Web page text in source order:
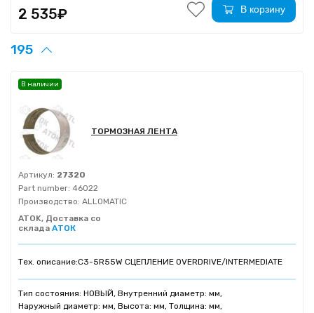
2 535₽ В корзину
195
ТОРМОЗНАЯ ЛЕНТА
Артикул: 27320
Part number: 46022
Производство: ALLOMATIC
ATOK, Доставка со
склада АТОК
Тех. описание:C3-5R55W СЦЕПЛЕНИЕ OVERDRIVE/INTERMEDIATE
Тип состояния: НОВЫЙ, Внутренний диаметр: мм,
Наружный диаметр: мм, Высота: мм, Толщина: мм,
В наличии